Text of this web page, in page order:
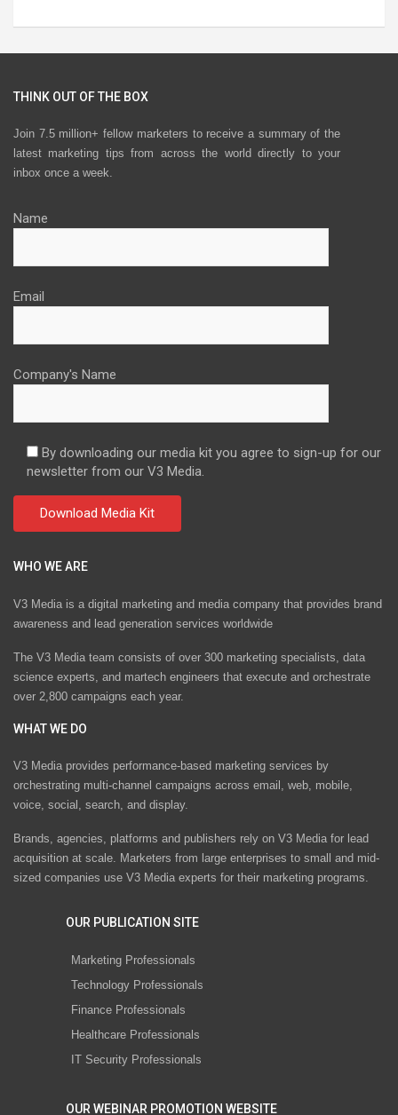
THINK OUT OF THE BOX
Join 7.5 million+ fellow marketers to receive a summary of the
latest marketing tips from across the world directly to your
inbox once a week.
Name
Email
Company's Name
By downloading our media kit you agree to sign-up for our
newsletter from our V3 Media.
WHO WE ARE
V3 Media is a digital marketing and media company that provides brand
awareness and lead generation services worldwide
The V3 Media team consists of over 300 marketing specialists, data
science experts, and martech engineers that execute and orchestrate
over 2,800 campaigns each year.
WHAT WE DO
V3 Media provides performance-based marketing services by
orchestrating multi-channel campaigns across email, web, mobile,
voice, social, search, and display.
Brands, agencies, platforms and publishers rely on V3 Media for lead
acquisition at scale. Marketers from large enterprises to small and mid-
sized companies use V3 Media experts for their marketing programs.
OUR PUBLICATION SITE
Marketing Professionals
Technology Professionals
Finance Professionals
Healthcare Professionals
IT Security Professionals
OUR WEBINAR PROMOTION WEBSITE